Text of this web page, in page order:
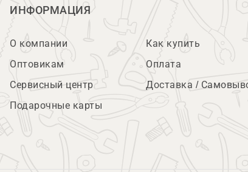
ИНФОРМАЦИЯ
О компании
Оптовикам
Сервисный центр
Подарочные карты
Как купить
Оплата
Доставка /